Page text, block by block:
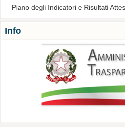
Piano degli Indicatori e Risultati
Info